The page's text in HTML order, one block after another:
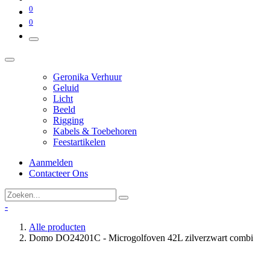
0
0
Geronika Verhuur
Geluid
Licht
Beeld
Rigging
Kabels & Toebehoren
Feestartikelen
Aanmelden
Contacteer Ons
-
Alle producten
Domo DO24201C - Microgolfoven 42L zilverzwart combi